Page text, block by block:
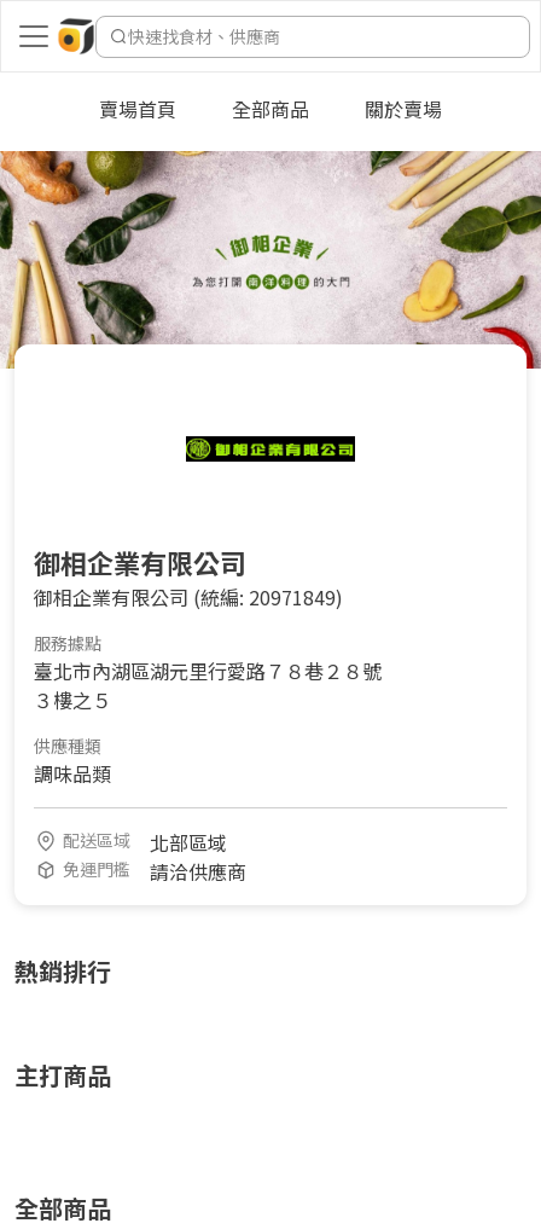
快速找食材、供應商
賣場首頁 全部商品 關於賣場
御相企業有限公司
御相企業有限公司 (統編: 20971849)
服務據點
臺北市內湖區湖元里行愛路７８巷２８號
３樓之５
供應種類
調味品類
配送區域 北部區域
免運門檻 請洽供應商
熱銷排行
主打商品
全部商品